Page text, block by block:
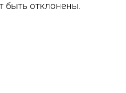
быть отклонены.